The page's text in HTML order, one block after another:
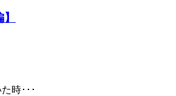
時･･･